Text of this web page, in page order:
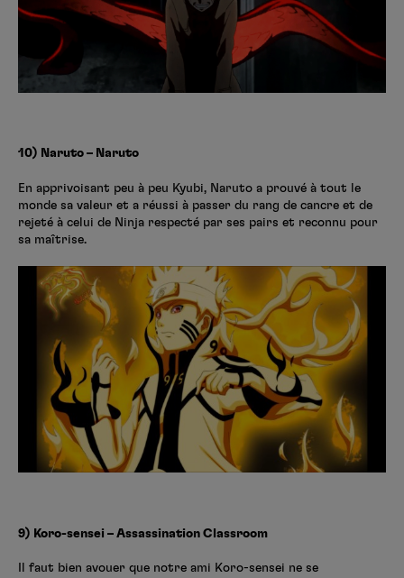
10) Naruto – Naruto
En apprivoisant peu à peu Kyubi, Naruto a prouvé à tout le
monde sa valeur et a réussi à passer du rang de cancre et de
rejeté à celui de Ninja respecté par ses pairs et reconnu pour
sa maîtrise.
9) Koro-sensei – Assassination Classroom
Il faut bien avouer que notre ami Koro-sensei ne se